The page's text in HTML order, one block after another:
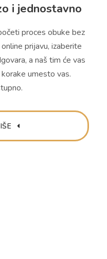
i jednostavno
proces obuke bez
prijavu, izaberite
a naš tim će vas
umesto vas.